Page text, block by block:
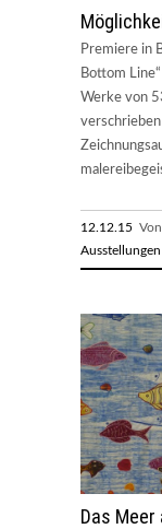
Premiere in
Bottom
Werke von
12.12.15 Von
Ausstellungen
Das